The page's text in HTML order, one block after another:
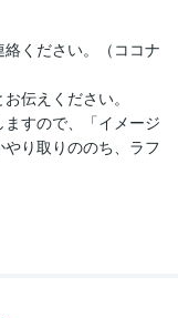
ください。（ココナ
伝えください。
すので、「イメージ
り取りののち、ラフ